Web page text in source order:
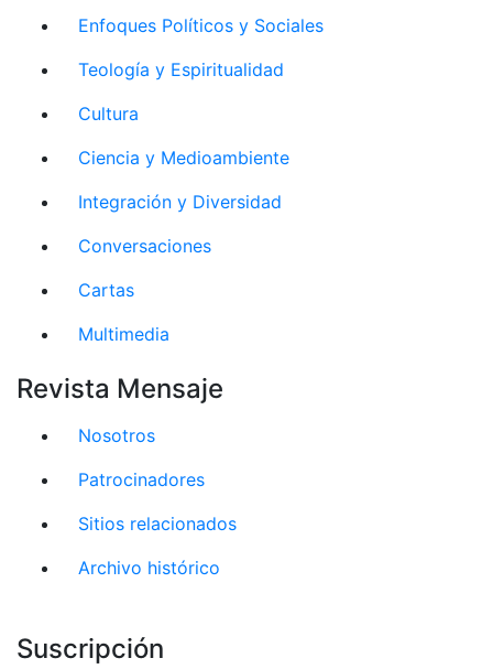
Enfoques Políticos y Sociales
Teología y Espiritualidad
Cultura
Ciencia y Medioambiente
Integración y Diversidad
Conversaciones
Cartas
Multimedia
Revista Mensaje
Nosotros
Patrocinadores
Sitios relacionados
Archivo histórico
Suscripción